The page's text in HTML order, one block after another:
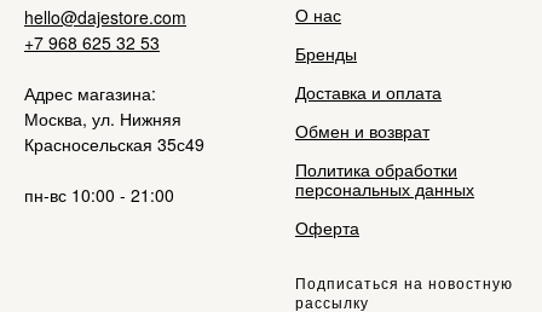
hello@dajestore.com
+7 968 625 32 53
Адрес магазина:
Москва, ул. Нижняя
Красносельская 35с49
пн-вс 10:00 - 21:00
О нас
Бренды
Доставка и оплата
Обмен и возврат
Политика обработки
персональных данных
Оферта
Подписаться на новостную
рассылку